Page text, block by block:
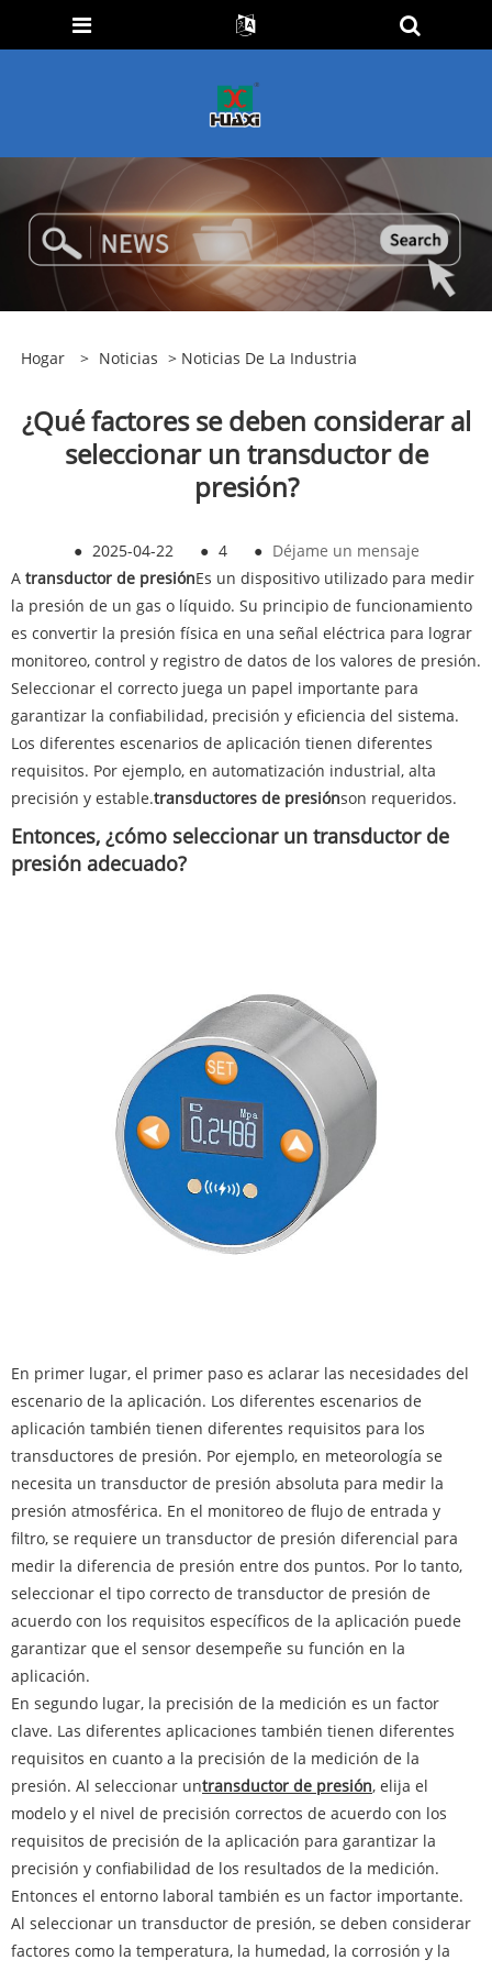
Hogar > Noticias > Noticias De La Industria
¿Qué factores se deben considerar al
seleccionar un transductor de
presión?
● 2025-04-22 ● 4 ● Déjame un mensaje
A transductor de presiónEs un dispositivo utilizado para medir
la presión de un gas o líquido. Su principio de funcionamiento
es convertir la presión física en una señal eléctrica para lograr
monitoreo, control y registro de datos de los valores de presión.
Seleccionar el correcto juega un papel importante para
garantizar la confiabilidad, precisión y eficiencia del sistema.
Los diferentes escenarios de aplicación tienen diferentes
requisitos. Por ejemplo, en automatización industrial, alta
precisión y estable.transductores de presiónson requeridos.
Entonces, ¿cómo seleccionar un transductor de
presión adecuado?
En primer lugar, el primer paso es aclarar las necesidades del
escenario de la aplicación. Los diferentes escenarios de
aplicación también tienen diferentes requisitos para los
transductores de presión. Por ejemplo, en meteorología se
necesita un transductor de presión absoluta para medir la
presión atmosférica. En el monitoreo de flujo de entrada y
filtro, se requiere un transductor de presión diferencial para
medir la diferencia de presión entre dos puntos. Por lo tanto,
seleccionar el tipo correcto de transductor de presión de
acuerdo con los requisitos específicos de la aplicación puede
garantizar que el sensor desempeñe su función en la
aplicación.
En segundo lugar, la precisión de la medición es un factor
clave. Las diferentes aplicaciones también tienen diferentes
requisitos en cuanto a la precisión de la medición de la
presión. Al seleccionar untransductor de presión, elija el
modelo y el nivel de precisión correctos de acuerdo con los
requisitos de precisión de la aplicación para garantizar la
precisión y confiabilidad de los resultados de la medición.
Entonces el entorno laboral también es un factor importante.
Al seleccionar un transductor de presión, se deben considerar
factores como la temperatura, la humedad, la corrosión y la